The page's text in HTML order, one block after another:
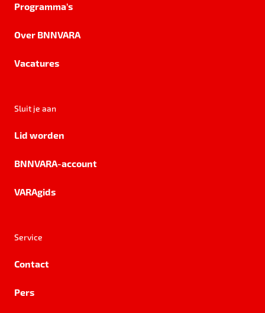
Programma's
Over BNNVARA
Vacatures
Sluit je aan
Lid worden
BNNVARA-account
VARAgids
Service
Contact
Pers